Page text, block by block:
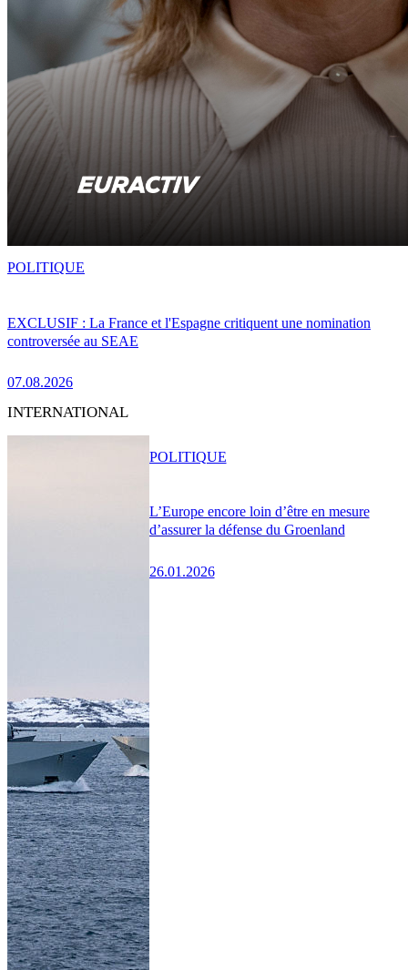
EXCLUSIF : La France et l'Espagne critiquent une nomination
controversée au SEAE
07.08.2026
POLITIQUE
INTERNATIONAL
L’Europe encore loin d’être en mesure
d’assurer la défense du Groenland
26.01.2026
POLITIQUE